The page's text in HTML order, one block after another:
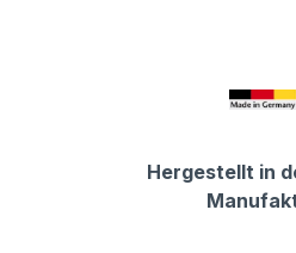
Hergestellt in